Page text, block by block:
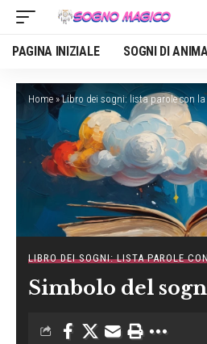
PAGINA INIZIALE SOGNI DI
Home »Libro dei sogni: lista parole con la
LIBRO DEI SOGNI: LISTA PAROLE
Simbolo del